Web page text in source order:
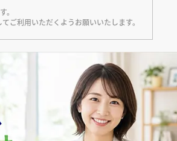
。
ご利用いただくようお願いいたします。